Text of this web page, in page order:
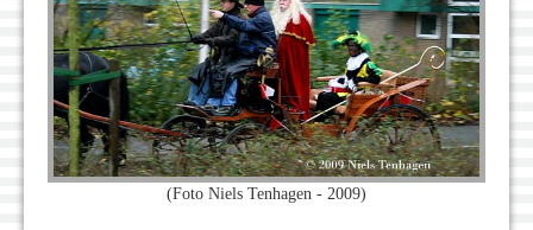
(Foto Niels Tenhagen - 2009)